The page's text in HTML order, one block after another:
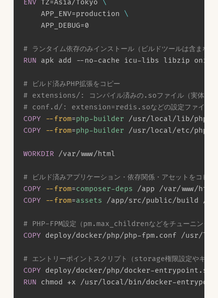
ENV TZ=Asia/Tokyo \
    APP_ENV=production
\
    APP_DEBUG=0
# ランタイム依存のみインストール（ビルドツールは含まない
RUN apk add --no-cache icu-libs libzip
# ビルド済みPHP拡張をコピー
# extensions/: コンパイル済みの.soファイル（実体）
# conf.d/: extension=redis.soなどの設定ファイル（
COPY
--from=php-builder /usr/local/lib/php/
COPY
--from=php-builder /usr/local/etc/php/
WORKDIR /var/www/html
# ビルド済みアプリケーション・依存関係・アセットをコピー
COPY
--from=composer-deps /app /var/www/html
COPY
--from=assets /app/src/public/build /
# PHP-FPM設定（pm.max_childrenなどをチューニング済
COPY deploy/docker/php/php-fpm.conf /usr/
# エントリーポイントスクリプト（storage権限設定やキャ
COPY deploy/docker/php/docker-
RUN chmod +x /usr/local/bin/docker-